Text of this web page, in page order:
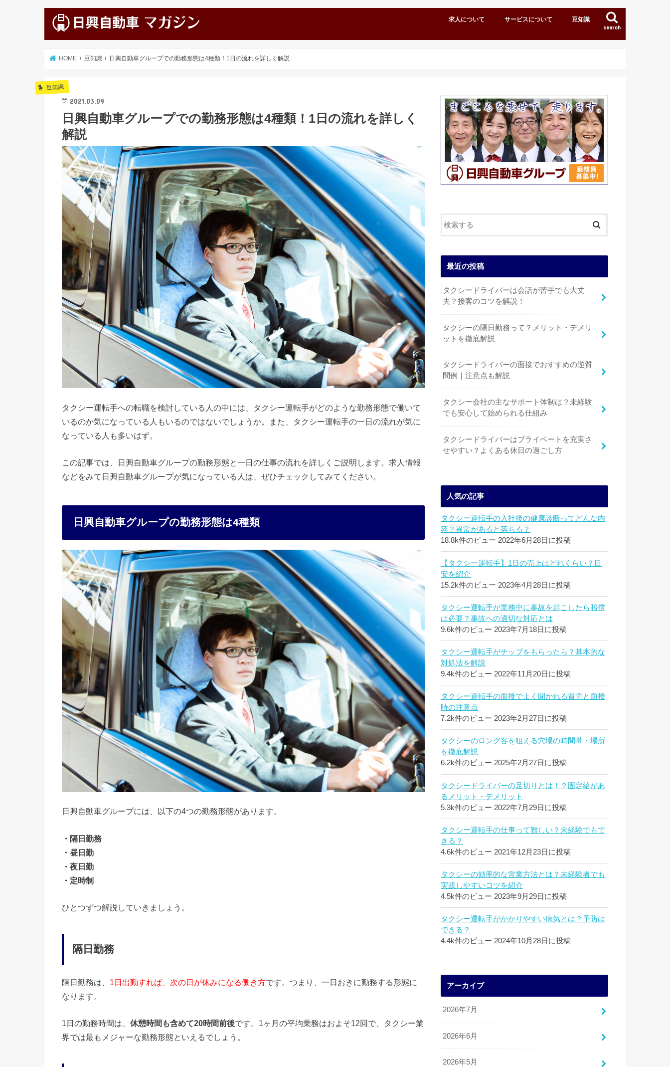
search
求人について サービスについて 豆知識
HOME 豆知識 日興自動車グループでの勤務形態は4種類！1日の流れを詳しく解説
豆知識
2021.03.09
日興自動車グループでの勤務形態は4種類！1日の流れを詳しく
解説
タクシー運転手への転職を検討している人の中には、タクシー運転手がどのような勤務形態で働いて
いるのか気になっている人もいるのではないでしょうか。また、タクシー運転手の一日の流れが気に
なっている人も多いはず。
この記事では、日興自動車グループの勤務形態と一日の仕事の流れを詳しくご説明します。求人情報
などをみて日興自動車グループが気になっている人は、ぜひチェックしてみてください。
日興自動車グループの勤務形態は4種類
日興自動車グループには、以下の4つの勤務形態があります。
・隔日勤務
・昼日勤
・夜日勤
・定時制
ひとつずつ解説していきましょう。
隔日勤務
隔日勤務は、 1日出勤すれば、次の日が休みになる働き方です。つまり、一日おきに勤務する形態に
なります。
1日の勤務時間は、 休憩時間も含めて20時間前後です。1ヶ月の平均乗務はおよそ12回で、タクシー業
界では最もメジャーな勤務形態といえるでしょう。
最近の投稿
タクシードライバーは会話が苦手でも大丈
夫？接客のコツを解説！
タクシーの隔日勤務って？メリット・デメリ
ットを徹底解説
タクシードライバーの面接でおすすめの逆質
問例｜注意点も解説
タクシー会社の主なサポート体制は？未経験
でも安心して始められる仕組み
タクシードライバーはプライベートを充実さ
せやすい？よくある休日の過ごし方
人気の記事
タクシー運転手の入社後の健康診断ってどんな内
容？異常があると落ちる？
18.8k件のビュー 2022年6月28日に投稿
【タクシー運転手】1日の売上はどれくらい？目
安を紹介
15.2k件のビュー 2023年4月28日に投稿
タクシー運転手が業務中に事故を起こしたら賠償
は必要？事故への適切な対応とは
9.6k件のビュー 2023年7月18日に投稿
タクシー運転手がチップをもらったら？基本的な
対処法を解説
9.4k件のビュー 2022年11月20日に投稿
タクシー運転手の面接でよく聞かれる質問と面接
時の注意点
7.2k件のビュー 2023年2月27日に投稿
タクシーのロング客を狙える穴場の時間帯・場所
を徹底解説
6.2k件のビュー 2025年2月27日に投稿
タクシードライバーの足切りとは！？固定給があ
るメリット・デメリット
5.3k件のビュー 2022年7月29日に投稿
タクシー運転手の仕事って難しい？未経験でもで
きる？
4.6k件のビュー 2021年12月23日に投稿
タクシーの効率的な営業方法とは？未経験者でも
実践しやすいコツを紹介
4.5k件のビュー 2023年9月29日に投稿
タクシー運転手がかかりやすい病気とは？予防は
できる？
4.4k件のビュー 2024年10月28日に投稿
アーカイブ
2026年7月
2026年6月
2026年5月